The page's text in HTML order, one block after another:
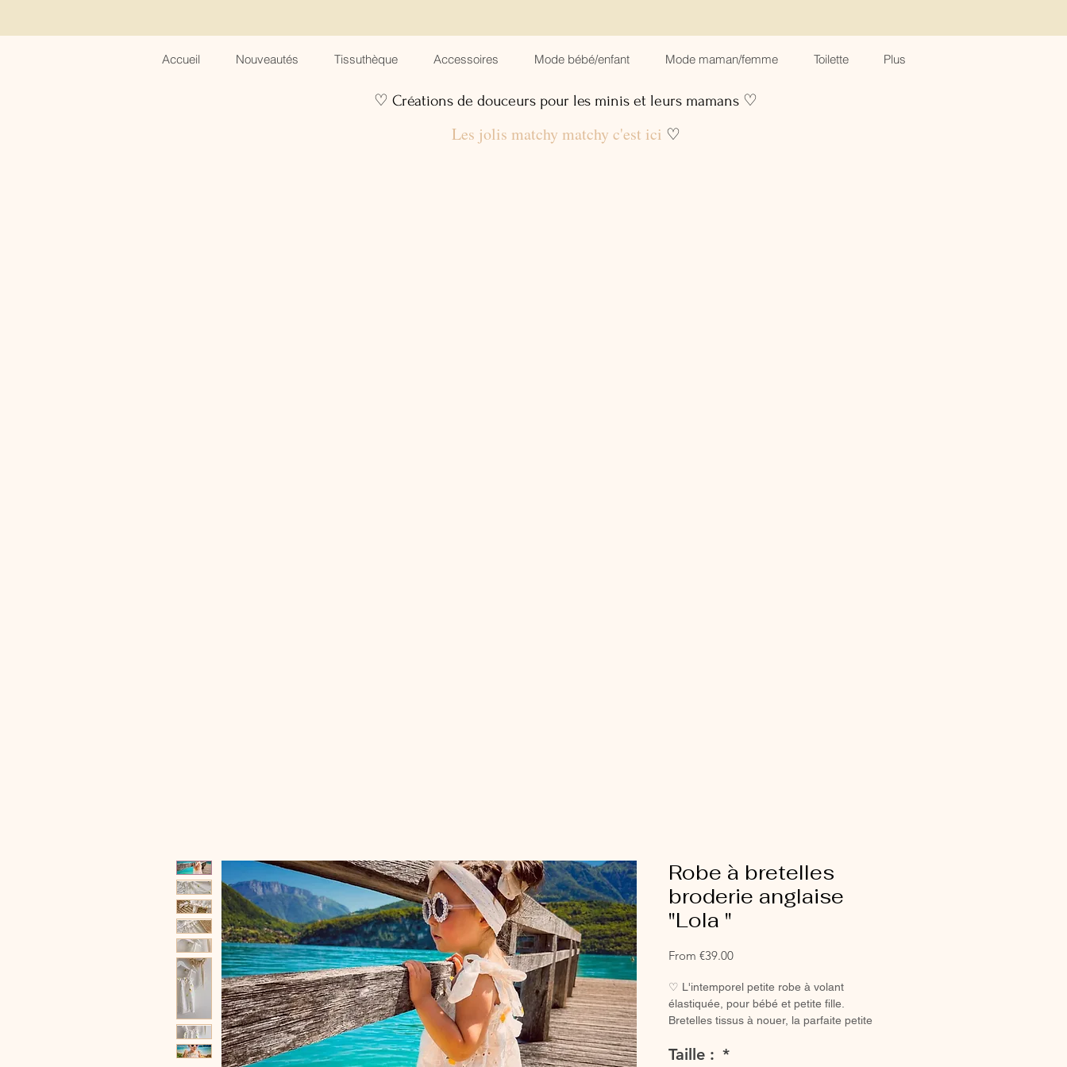
Accueil Nouveautés Tissuthèque Accessoires Mode bébé/enfant Mode maman/femme Toilette Plus
♡ Créations de douceurs pour les minis et leurs mamans ♡
Les jolis matchy matchy c'est ici ♡
Robe à bretelles
broderie anglaise
"Lola "
From €39.00Sale
♡ L'intemporel petite robe à volant
élastiquée, pour bébé et petite fille.
Bretelles tissus à nouer, la parfaite petite
Taille : *